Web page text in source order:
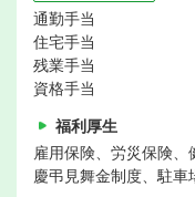
通勤手当
住宅手当
残業手当
資格手当
福利厚生
雇用保険、労災保険
慶弔見舞金制度、駐車